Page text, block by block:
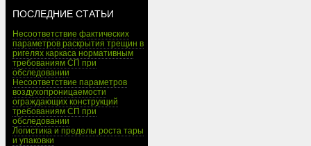
ПОСЛЕДНИЕ СТАТЬИ
Несоответствие фактических
параметров раскрытия трещин в
ригелях каркаса нормативным
требованиям СП при
обследовании
Несоответствие параметров
воздухопроницаемости
ограждающих конструкций
требованиям СП при
обследовании
Логистика и пределы роста тары
и упаковки